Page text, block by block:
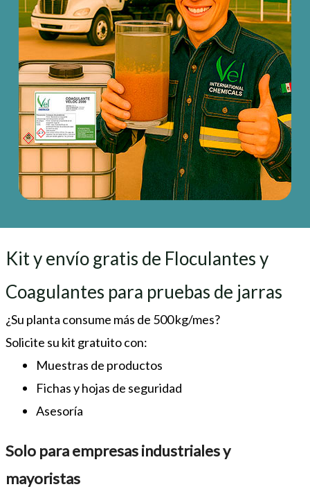
Kit y envío gratis de Floculantes y
Coagulantes para pruebas de jarras
¿Su planta consume más de 500 kg/mes?
Solicite su kit gratuito con:
Muestras de productos
Fichas y hojas de seguridad
Asesoría
Solo para empresas industriales y
mayoristas